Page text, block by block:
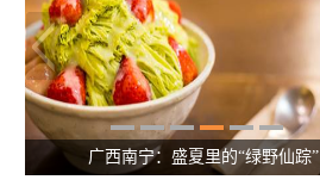
广西南宁：盛夏里的“绿野仙踪”